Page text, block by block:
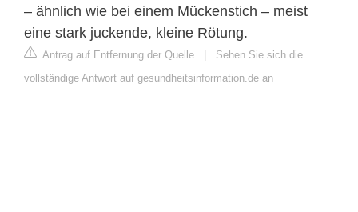
– ähnlich wie bei einem Mückenstich – meist
eine stark juckende, kleine Rötung.
Antrag auf Entfernung der Quelle | Sehen Sie sich die
vollständige Antwort auf gesundheitsinformation.de an